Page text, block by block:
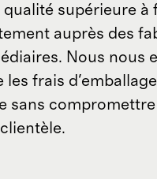
supérieure à
auprès des
Nous nous
les frais
sans